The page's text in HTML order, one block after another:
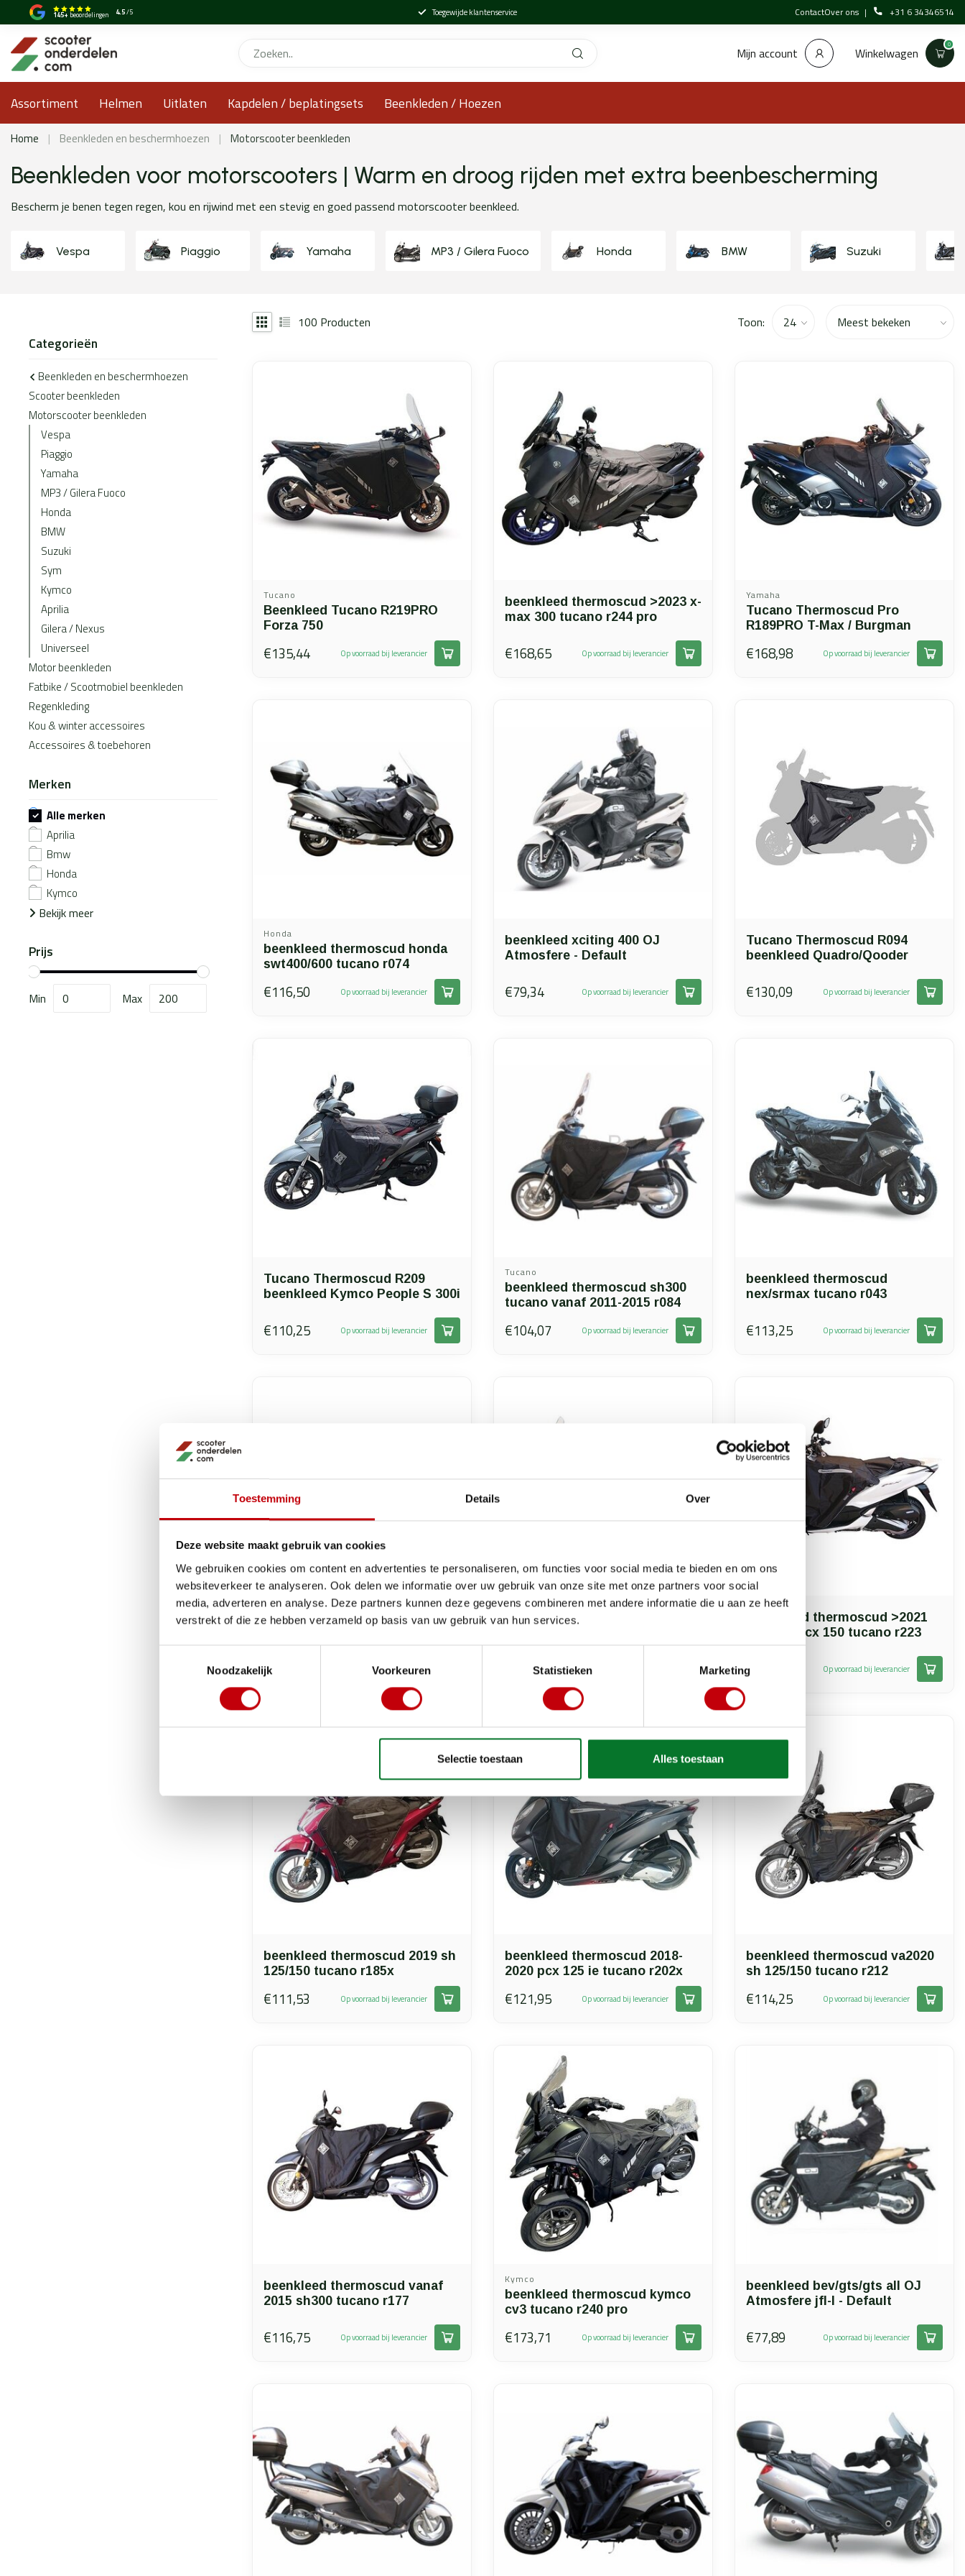
Toestemming Details Over
Deze website maakt gebruik van cookies
We gebruiken cookies om content en advertenties te personaliseren, om functies voor social media te bieden en om ons
websiteverkeer te analyseren. Ook delen we informatie over uw gebruik van onze site met onze partners voor social
media, adverteren en analyse. Deze partners kunnen deze gegevens combineren met andere informatie die u aan ze heeft
verstrekt of die ze hebben verzameld op basis van uw gebruik van hun services.
Noodzakelijk
Voorkeuren Statistieken Marketing
Selectie toestaan Alles toestaan
145+ beoordelingen 4.5/5 Toegewijde klantenservice ContactOver ons +31 6 34346514
Mijn account Winkelwagen 0
Assortiment Helmen Uitlaten Kapdelen / beplatingsets Beenkleden / Hoezen
Home | Beenkleden en beschermhoezen | Motorscooter beenkleden
Beenkleden voor motorscooters | Warm en droog rijden met extra beenbescherming
Bescherm je benen tegen regen, kou en rijwind met een stevig en goed passend motorscooter beenkleed.
Vespa Piaggio Yamaha MP3 / Gilera Fuoco Honda BMW Suzuki
Categorieën
Beenkleden en beschermhoezen
Scooter beenkleden
Motorscooter beenkleden
Vespa
Piaggio
Yamaha
MP3 / Gilera Fuoco
Honda
BMW
Suzuki
Sym
Kymco
Aprilia
Gilera / Nexus
Universeel
Motor beenkleden
Fatbike / Scootmobiel beenkleden
Regenkleding
Kou & winter accessoires
Accessoires & toebehoren
Merken
Alle merken
Aprilia
Bmw
Honda
Kymco
Bekijk meer
Prijs
Min Max
100 Producten Toon:
Tucano
Beenkleed Tucano R219PRO
Forza 750
€135,44 Op voorraad bij leverancier
beenkleed thermoscud >2023 x-
max 300 tucano r244 pro
€168,65 Op voorraad bij leverancier
Yamaha
Tucano Thermoscud Pro
R189PRO T-Max / Burgman
€168,98 Op voorraad bij leverancier
Honda
beenkleed thermoscud honda
swt400/600 tucano r074
€116,50 Op voorraad bij leverancier
beenkleed xciting 400 OJ
Atmosfere - Default
€79,34 Op voorraad bij leverancier
Tucano Thermoscud R094
beenkleed Quadro/Qooder
€130,09 Op voorraad bij leverancier
Tucano Thermoscud R209
beenkleed Kymco People S 300i
€110,25 Op voorraad bij leverancier
Tucano
beenkleed thermoscud sh300
tucano vanaf 2011-2015 r084
€104,07 Op voorraad bij leverancier
beenkleed thermoscud
nex/srmax tucano r043
€113,25 Op voorraad bij leverancier
Yamaha
beenkleed thermoscud vanaf
2022 t-max560 tucano r230pro
€171,64 Op voorraad bij leverancier
beenkleed thermoscud v.a.
€169,09 Op voorraad bij leverancier
beenkleed thermoscud >2021
pcx 125/pcx 150 tucano r223
€116,77 Op voorraad bij leverancier
beenkleed thermoscud 2019 sh
125/150 tucano r185x
€111,53 Op voorraad bij leverancier
beenkleed thermoscud 2018-
2020 pcx 125 ie tucano r202x
€121,95 Op voorraad bij leverancier
beenkleed thermoscud va2020
sh 125/150 tucano r212
€114,25 Op voorraad bij leverancier
beenkleed thermoscud vanaf
2015 sh300 tucano r177
€116,75 Op voorraad bij leverancier
Kymco
beenkleed thermoscud kymco
cv3 tucano r240 pro
€173,71 Op voorraad bij leverancier
beenkleed bev/gts/gts all OJ
Atmosfere jfl-l - Default
€77,89 Op voorraad bij leverancier